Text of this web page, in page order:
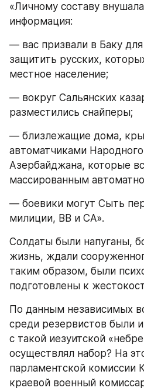
«Личному составу
информация:
— вас призвали в Баку
защитить русских,
местное население;
— вокруг Сальянских
разместились снайперы;
— близлежащие дома,
автоматчиками
Азербайджана, которые
массированным
— боевики могут Сыть
милиции, ВВ и СА».
Солдаты были напуганы,
жизнь, ждали
таким образом, были
подготовлены к
По данным независимых
среди резервистов были
с такой иезуитской
осуществлял набор? На
парламентской комиссии
краевой военный